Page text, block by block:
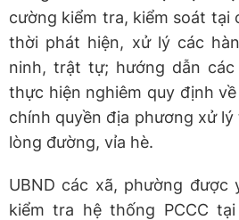
cường kiểm tra, kiểm soát tại
thời phát hiện, xử lý các
ninh, trật tự; hướng dẫn
thực hiện nghiêm quy định
chính quyền địa phương xử
lòng đường, vỉa hè.
UBND các xã, phường được
kiểm tra hệ thống PCCC